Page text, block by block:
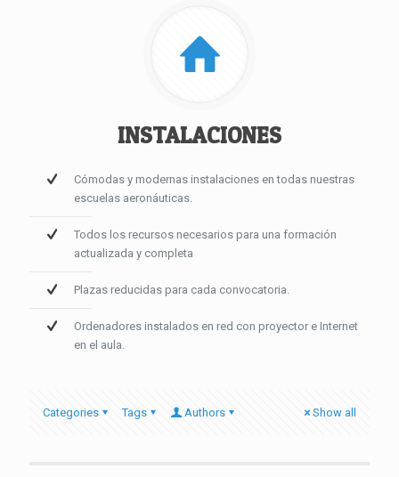
INSTALACIONES
Cómodas y modernas instalaciones en todas nuestras
escuelas aeronáuticas.
Todos los recursos necesarios para una formación
actualizada y completa
Plazas reducidas para cada convocatoria.
Ordenadores instalados en red con proyector e Internet
en el aula.
Categories Tags Authors Show all